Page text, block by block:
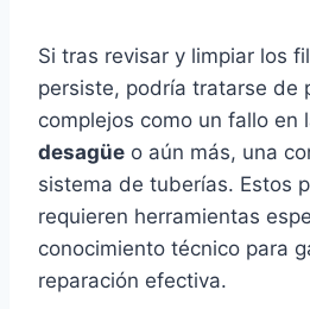
Si tras revisar y limpiar los
persiste, podría tratarse de
complejos como un fallo en
desagüe o aún más, una
sistema de tuberías. Estos
requieren herramientas
conocimiento técnico para
reparación efectiva.